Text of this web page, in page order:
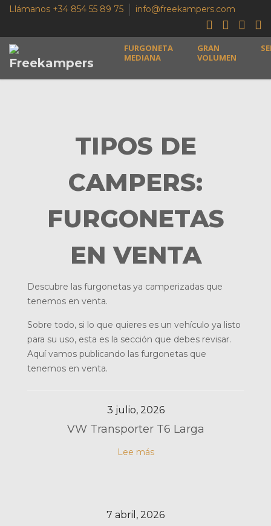
Llámanos +34 854 55 89 75 info@freekampers.com
FURGONETA
MEDIANA
GRAN
VOLUMEN
TIPOS DE
CAMPERS:
FURGONETAS
EN VENTA
Descubre las furgonetas ya camperizadas que
tenemos en venta.
Sobre todo, si lo que quieres es un vehículo ya listo
para su uso, esta es la sección que debes revisar.
Aquí vamos publicando las furgonetas que
tenemos en venta.
3 julio, 2026
VW Transporter T6 Larga
Lee más
7 abril, 2026